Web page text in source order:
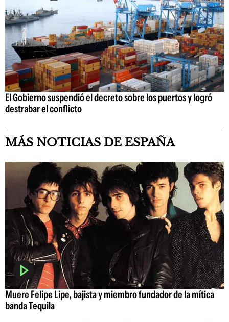
El Gobierno suspendió el decreto sobre los puertos y logró
destrabar el conflicto
MÁS NOTICIAS DE ESPAÑA
Muere Felipe Lipe, bajista y miembro fundador de la mítica
banda Tequila